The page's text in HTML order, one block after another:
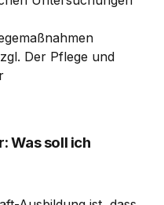
Der Pflege und
Was soll ich